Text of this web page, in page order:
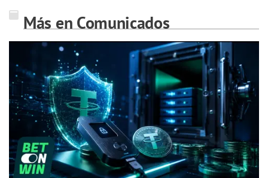
Más en Comunicados